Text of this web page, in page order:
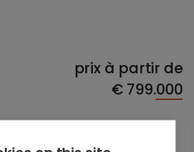
prix à partir de
€799.000